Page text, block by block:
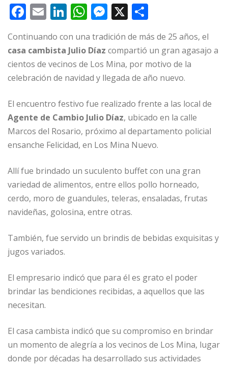
F
a
c
e
b
o
k
E
m
ai
l
Li
k
e
dI
W
at
s
A
p
M
e
ss
e
n
e
r
X
o
m
p
ar
r
Continuando con una tradición de más de 25 años, el
casa cambista Julio Díaz compartió un gran agasajo a
cientos de vecinos de Los Mina, por motivo de la
celebración de navidad y llegada de año nuevo.
El encuentro festivo fue realizado frente a las local de
Agente de Cambio Julio Díaz, ubicado en la calle
Marcos del Rosario, próximo al departamento policial
ensanche Felicidad, en Los Mina Nuevo.
Allí fue brindado un suculento buffet con una gran
variedad de alimentos, entre ellos pollo horneado,
cerdo, moro de guandules, teleras, ensaladas, frutas
navideñas, golosina, entre otras.
También, fue servido un brindis de bebidas exquisitas y
jugos variados.
El empresario indicó que para él es grato el poder
brindar las bendiciones recibidas, a aquellos que las
necesitan.
El casa cambista indicó que su compromiso en brindar
un momento de alegría a los vecinos de Los Mina, lugar
donde por décadas ha desarrollado sus actividades